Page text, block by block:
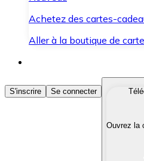
Achetez des cartes-
Aller à la boutique de
Acheter des
Achetez les
Convertissez vos
S'inscrire Se connecter
Ouvrez la